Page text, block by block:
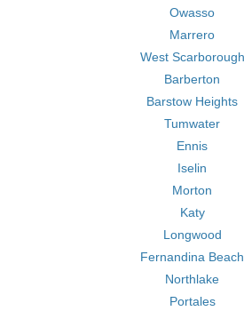
Owasso
Marrero
West Scarborough
Barberton
Barstow Heights
Tumwater
Ennis
Iselin
Morton
Katy
Longwood
Fernandina Beach
Northlake
Portales